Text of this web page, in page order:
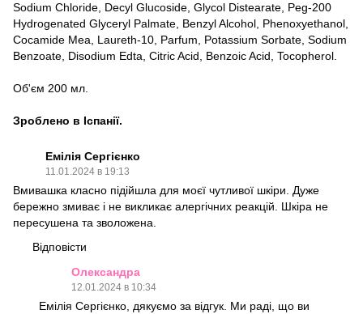
Sodium Chloride, Decyl Glucoside, Glycol Distearate, Peg-200
Hydrogenated Glyceryl Palmate, Benzyl Alcohol, Phenoxyethanol,
Cocamide Mea, Laureth-10, Parfum, Potassium Sorbate, Sodium
Benzoate, Disodium Edta, Citric Acid, Benzoic Acid, Tocopherol.
Об'єм 200 мл.
Зроблено в Іспанії.
Емілія Сергієнко
11.01.2024 в 19:13
Вмивашка класно підійшла для моєї чутливої шкіри. Дуже
бережно змиває і не викликає алергічних реакцій. Шкіра не
пересушена та зволожена.
Відповісти
Олександра
12.01.2024 в 10:34
Емілія Сергієнко, дякуємо за відгук. Ми раді, що ви